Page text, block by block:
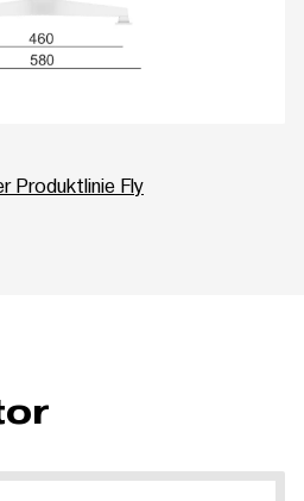
Produktlinie Fly